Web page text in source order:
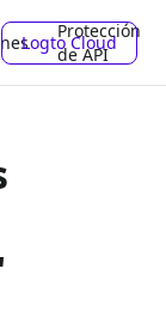
Protección
de API
Logto Cloud